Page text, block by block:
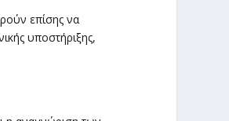
επίσης να
υποστήριξης,